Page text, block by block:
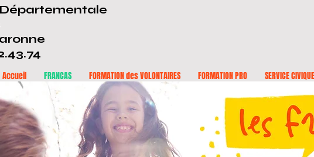
Accueil FRANCAS FORMATION des VOLONTAIRES FORMATION PRO SERVICE CIVIQUE
Exemple page projet